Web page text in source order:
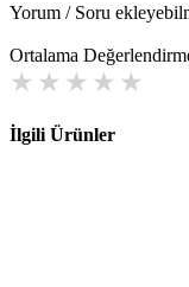
Yorum / Soru
Ortalama
İlgili Ürünler